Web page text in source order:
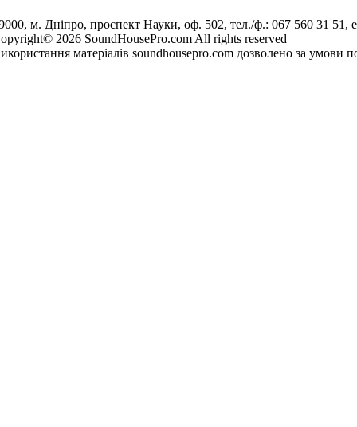
м. Дніпро, проспект Науки, оф. 502, тел./ф.: 067 560 31 51,
2026 SoundHousePro.com All rights reserved
матеріалів soundhousepro.com дозволено за умови